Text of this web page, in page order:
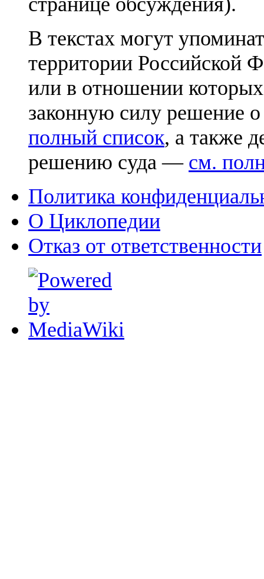
В текстах могут
территории Российской
или в отношении
законную силу решение
полный список, а также
решению суда — см.
Политика
О Циклопедии
Отказ от ответственности